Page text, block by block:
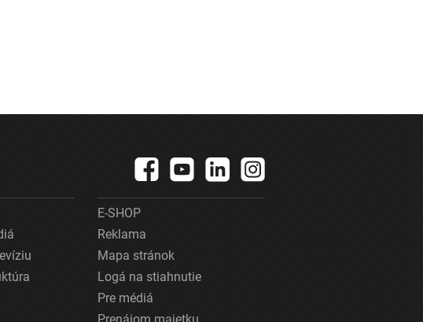
E-SHOP
Reklama
Mapa stránok
Logá na stiahnutie
Pre médiá